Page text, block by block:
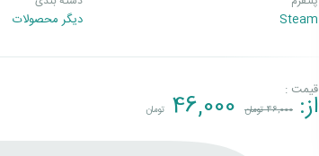
Steam دیگر محصولات
قیمت :
از: 46,000تومان 46,000 تومان